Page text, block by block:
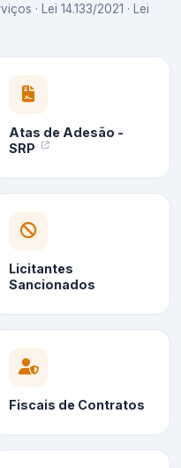
· Lei 14.133/2021 · Lei
Atas de Adesão -
SRP
Licitantes
Sancionados
Fiscais de Contratos